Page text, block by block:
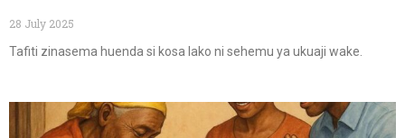
28 July 2025
Tafiti zinasema huenda si kosa lako ni sehemu ya ukuaji wake.